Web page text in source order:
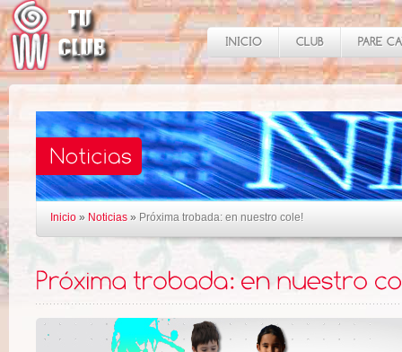
Inicio » Noticias » Próxima trobada: en nuestro cole!